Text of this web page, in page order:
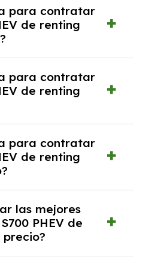
por
Es importante revisar
y hablar con un
para contratar
de renting
una consulta de solvencia
inicial.
para contratar
de renting
y, en algunos
solvencia de la empresa
para contratar
de renting
de ingresos y, en
fiscal y un pago
las mejores
PHEV de